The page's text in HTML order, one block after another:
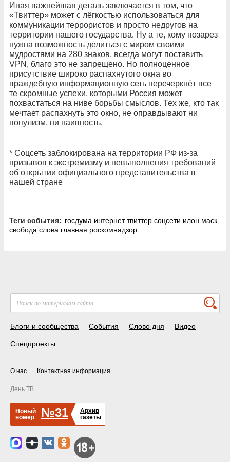
Иная важнейшая деталь заключается в том, что
«Твиттер» может с лёгкостью использоваться для
коммуникации террористов и просто недругов на
территории нашего государства. Ну а те, кому позарез
нужна возможность делиться с миром своими
мудростями на 280 знаков, всегда могут поставить
VPN, благо это не запрещено. Но полноценное
присутствие широко распахнутого окна во
враждебную информационную сеть перечеркнёт все
те скромные успехи, которыми Россия может
похвастаться на ниве борьбы смыслов. Тех же, кто так
мечтает распахнуть это окно, не оправдывают ни
популизм, ни наивность.
* Соцсеть заблокирована на территории РФ из-за
призывов к экстремизму и невыполнения требований
об открытии официального представительства в
нашей стране
Теги события: госдума интернет твиттер соцсети илон маск
свобода слова главная роскомнадзор
Блоги и сообщества События Слово дня Видео
Спецпроекты
О нас Контактная информация
День ТВ
Новый
номер
№31
Архив
газеты